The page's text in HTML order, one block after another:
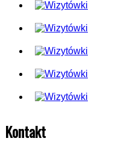
Kontakt